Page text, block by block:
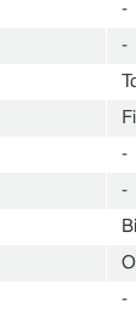
-
-
-
-
-